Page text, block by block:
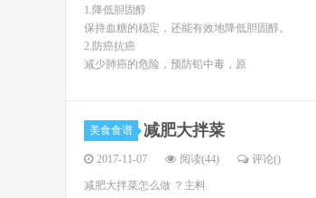
1.降低胆固醇
保持血糖的稳定，还能有效地降低胆固醇。
2.防癌抗癌
减少肺癌的危险，预防铅中毒，原
美食食谱 减肥大拌菜
2017-11-07 阅读(44) 评论()
减肥大拌菜怎么做 ？主料